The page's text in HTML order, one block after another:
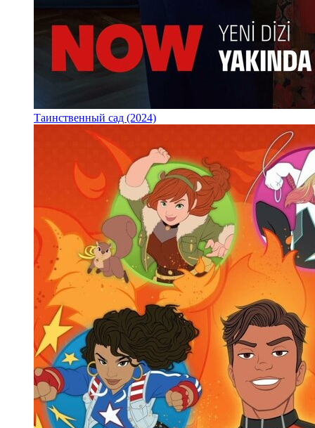
Таинственный сад (2024)